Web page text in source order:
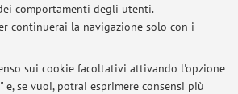
comportamenti degli utenti.
continuerai la navigazione solo con i
sui cookie facoltativi attivando l'opzione
e, se vuoi, potrai esprimere consensi più
non sono presenti avvisi.